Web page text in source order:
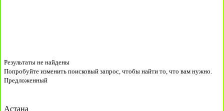
Результаты не найдены
Попробуйте изменить поисковый запрос, чтобы найти то, что вам нужно.
Предложенный
Астана